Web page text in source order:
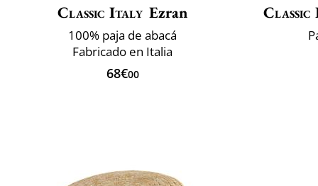
Classic Italy Ezran
100% paja de abacá
Fabricado en Italia
68€00